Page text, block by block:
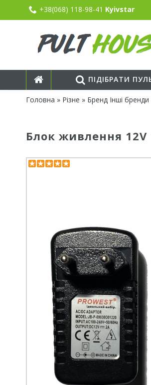
+38(068) 118-98-41 Kyivstar
ПІДІБРАТИ
Головна » Різне » Бренд Інші
Блок живлення